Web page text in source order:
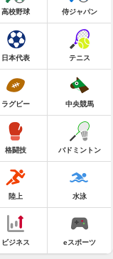
高校野球 侍ジャパン
日本代表 テニス
ラグビー 中央競馬
格闘技 バドミントン
陸上 水泳
ビジネス eスポーツ